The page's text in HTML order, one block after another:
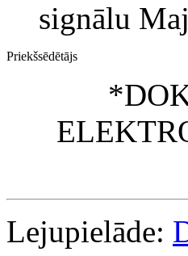
signālu
Priekšsēdētājs
Lejupielāde: